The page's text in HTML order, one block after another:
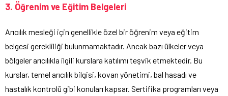
3. Öğrenim ve Eğitim Belgeleri
Arıcılık mesleği için genellikle özel bir öğrenim veya eğitim
belgesi gerekliliği bulunmamaktadır. Ancak bazı ülkeler veya
bölgeler arıcılıkla ilgili kurslara katılımı teşvik etmektedir. Bu
kurslar, temel arıcılık bilgisi, kovan yönetimi, bal hasadı ve
hastalık kontrolü gibi konuları kapsar. Sertifika programları veya